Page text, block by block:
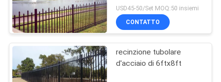
USD45-50/Set MOQ:50 insiemi
CONTATTO
recinzione tubolare
d'acciaio di 6ftx8ft